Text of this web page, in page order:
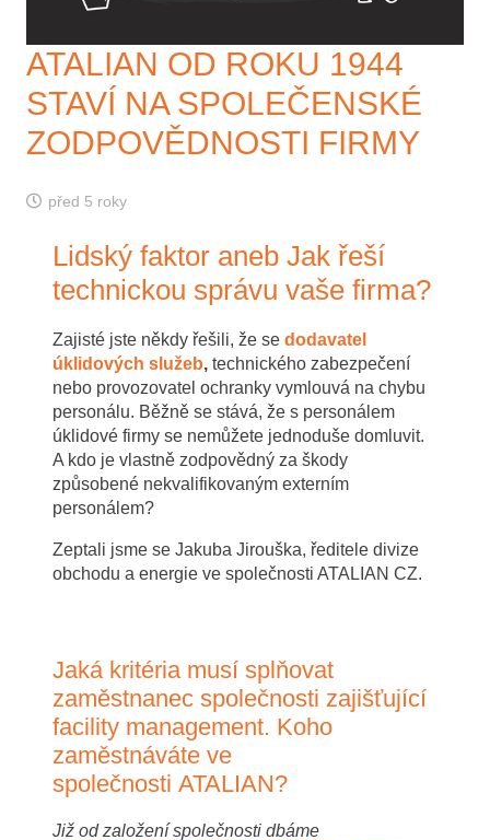
ATALIAN OD ROKU 1944
STAVÍ NA SPOLEČENSKÉ
ZODPOVĚDNOSTI FIRMY
před 5 roky
Lidský faktor aneb Jak řeší
technickou správu vaše firma?
Zajisté jste někdy řešili, že se dodavatel
úklidových služeb, technického zabezpečení
nebo provozovatel ochranky vymlouvá na chybu
personálu. Běžně se stává, že s personálem
úklidové firmy se nemůžete jednoduše domluvit.
A kdo je vlastně zodpovědný za škody
způsobené nekvalifikovaným externím
personálem?
Zeptali jsme se Jakuba Jirouška, ředitele divize
obchodu a energie ve společnosti ATALIAN CZ.
Jaká kritéria musí splňovat
zaměstnanec společnosti zajišťující
facility management. Koho
zaměstnáváte ve
společnosti ATALIAN?
Již od založení společnosti dbáme